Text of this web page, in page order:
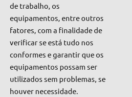
de trabalho, os
equipamentos, entre outros
fatores, com a finalidade de
verificar se está tudo nos
conformes e garantir que os
equipamentos possam ser
utilizados sem problemas, se
houver necessidade.